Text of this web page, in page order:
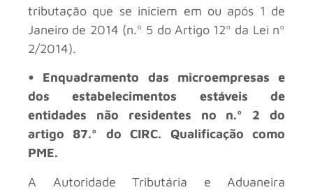
tributação que se iniciem em ou após 1 de
Janeiro de 2014 (n.º 5 do Artigo 12º da Lei nº
2/2014).
• Enquadramento das microempresas e
dos estabelecimentos estáveis de
entidades não residentes no n.º 2 do
artigo 87.º do CIRC. Qualificação como
PME.
A Autoridade Tributária e Aduaneira